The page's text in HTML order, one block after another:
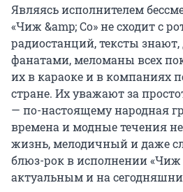
Являясь исполнителем
«Чиж &amp; Co» не сходит с
радиостанций, тексты
фанатами, меломаны всех
их в караоке и в компаниях
стране. Их уважают за
— по-настоящему народная
времена и модные течения
жизнь, мелодичный и даже
блюз-рок в исполнении «Чиж
актуальным и на